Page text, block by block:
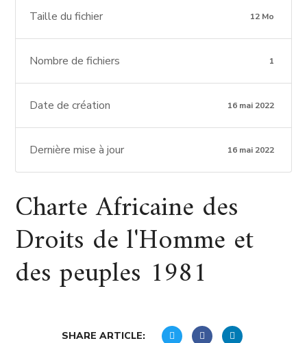
Taille du fichier 12 Mo
Nombre de fichiers 1
Date de création 16 mai 2022
Dernière mise à jour 16 mai 2022
Charte Africaine des
Droits de l'Homme et
des peuples 1981
SHARE ARTICLE: